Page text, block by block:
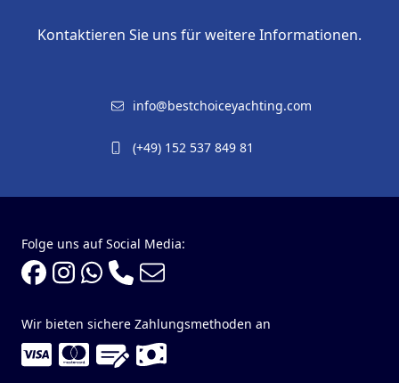
Kontaktieren Sie uns für weitere Informationen.
info@bestchoiceyachting.com
(+49) 152 537 849 81
Folge uns auf Social Media:
Wir bieten sichere Zahlungsmethoden an